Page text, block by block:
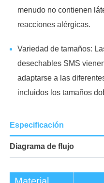
menudo no contienen
reacciones alérgicas.
Variedad de tamaños:
desechables SMS
adaptarse a las
incluidos los tamaños
Especificación
Diagrama de flujo
Material